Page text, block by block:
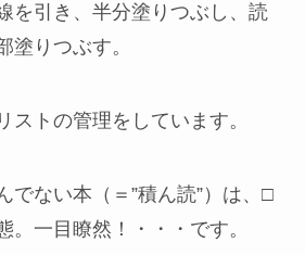
を引き、半分塗りつぶし、読
塗りつぶす。
ストの管理をしています。
でない本（＝”積ん読”）は、□
一目瞭然！・・・です。